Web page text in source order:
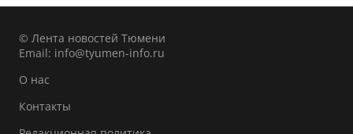
© Лента новостей Тюмени
Email: info@tyumen-info.ru
О нас
Контакты